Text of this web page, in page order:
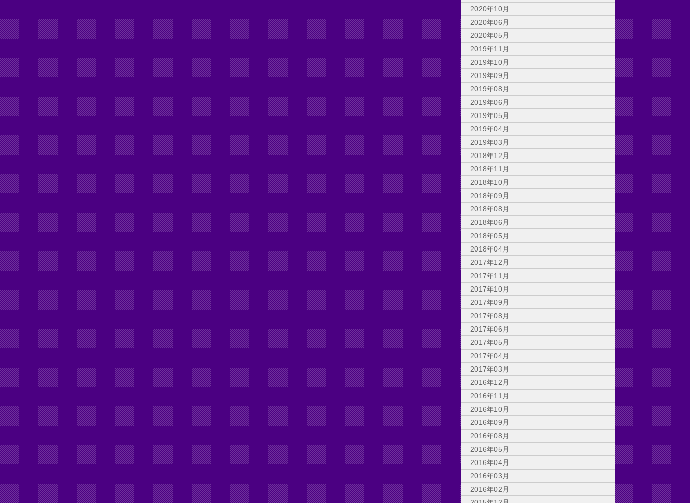
2020年10月
2020年06月
2020年05月
2019年11月
2019年10月
2019年09月
2019年08月
2019年06月
2019年05月
2019年04月
2019年03月
2018年12月
2018年11月
2018年10月
2018年09月
2018年08月
2018年06月
2018年05月
2018年04月
2017年12月
2017年11月
2017年10月
2017年09月
2017年08月
2017年06月
2017年05月
2017年04月
2017年03月
2016年12月
2016年11月
2016年10月
2016年09月
2016年08月
2016年05月
2016年04月
2016年03月
2016年02月